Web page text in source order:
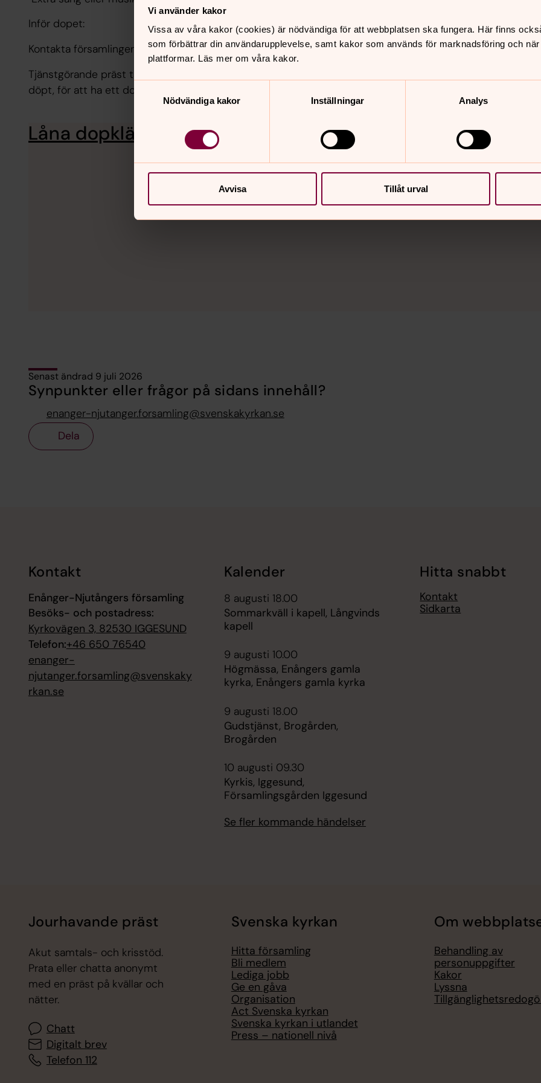
Vi använder kakor
Vissa av våra kakor (cookies) är nödvändiga för att webbplatsen ska fungera. Här finns
som förbättrar din användarupplevelse, samt kakor som används för marknadsföring och
plattformar. Läs mer om våra kakor.
Samtyckesval
Nödvändiga kakor
Inställningar Analys
Avvisa Tillåt urval
Inför dopet:
Kontakta församlingens expedition för att anmäla om dop. Tel: 0650-76540.
Tjänstgörande präst tar sedan kontakt med dopfamiljen eller den vuxne som önskar bli
döpt, för att ha ett dopsamtal.
Låna dopklänning
Senast ändrad 9 juli 2026
Synpunkter eller frågor på sidans innehåll?
enanger-njutanger.forsamling@svenskakyrkan.se
Dela
Kontakt
Enånger-Njutångers församling
Besöks- och postadress:
Kyrkovägen 3, 82530 IGGESUND
Telefon:+46 650 76540
enanger-
njutanger.forsamling@svenskaky
rkan.se
Kalender
8 augusti 18.00
Sommarkväll i kapell, Långvinds
kapell
9 augusti 10.00
Högmässa, Enångers gamla
kyrka, Enångers gamla kyrka
9 augusti 18.00
Gudstjänst, Brogården,
Brogården
10 augusti 09.30
Kyrkis, Iggesund,
Församlingsgården Iggesund
Se fler kommande händelser
Hitta snabbt
Kontakt
Sidkarta
Jourhavande präst
Akut samtals- och krisstöd.
Prata eller chatta anonymt
med en präst på kvällar och
nätter.
Chatt
Digitalt brev
Telefon 112
Svenska kyrkan
Hitta församling
Bli medlem
Lediga jobb
Ge en gåva
Organisation
Act Svenska kyrkan
Svenska kyrkan i utlandet
Press – nationell nivå
Om
Behandling av
personuppgifter
Kakor
Lyssna